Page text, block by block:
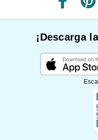
Facebook
¡Descarga